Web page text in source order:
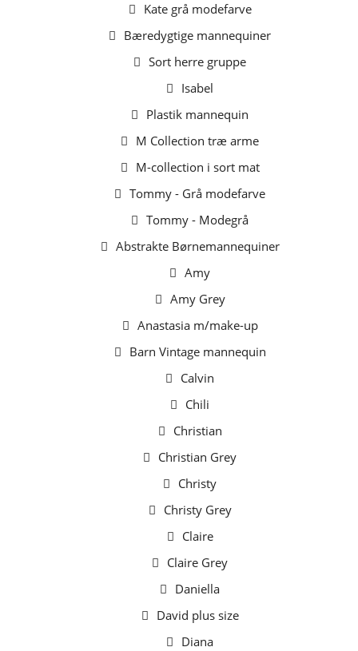
Kate grå modefarve
Bæredygtige mannequiner
Sort herre gruppe
Isabel
Plastik mannequin
M Collection træ arme
M-collection i sort mat
Tommy - Grå modefarve
Tommy - Modegrå
Abstrakte Børnemannequiner
Amy
Amy Grey
Anastasia m/make-up
Barn Vintage mannequin
Calvin
Chili
Christian
Christian Grey
Christy
Christy Grey
Claire
Claire Grey
Daniella
David plus size
Diana